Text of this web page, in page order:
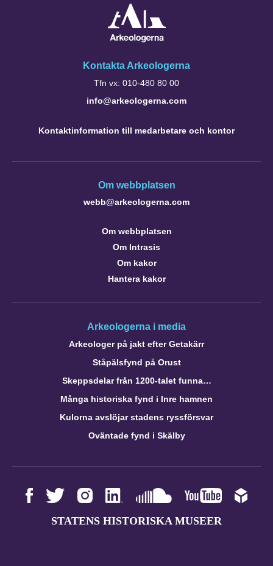
Kontakta Arkeologerna
Tfn vx: 010-480 80 00
info@arkeologerna.com
Kontaktinformation till medarbetare och kontor
Om webbplatsen
webb@arkeologerna.com
Om webbplatsen
Om Intrasis
Om kakor
Hantera kakor
Arkeologerna i media
Arkeologer på jakt efter Getakärr
Ståpälsfynd på Orust
Skeppsdelar från 1200-talet funna…
Många historiska fynd i Inre hamnen
Kulorna avslöjar stadens ryssförsvar
Oväntade fynd i Skälby
STATENS HISTORISKA MUSEER